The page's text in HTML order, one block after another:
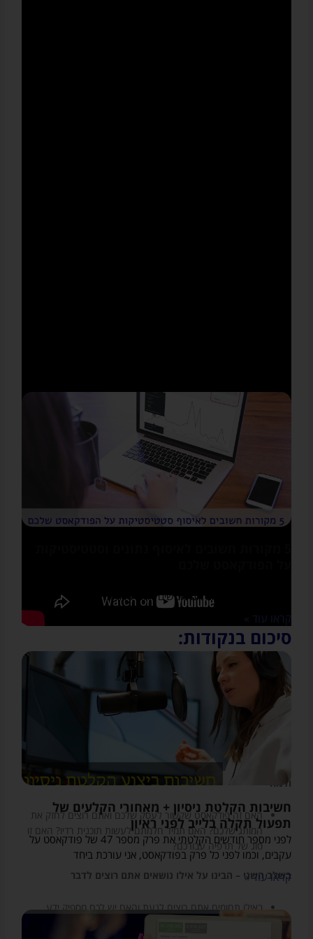
סיכום בנקודות:
למרות הסיכום, אני ממליצה לצפות בהקלטת הלייב, מכיוון שבלייב עצמו
אני מרחיבה ומשתפת הרבה מעבר למה שרשום בסיכום, ולעיתים עונה
גם על שאלות ששואלים אותי תוך כדי.
5 השלבים שיובילו אתכם לפיצוח קונספט
לפודקאסט שלכם:
בשלב הראשון – הבינו על מה אתם רוצים להתחיל פודקאסט
ולמה
האם זה פודקאסט שקשור לעסק שלכם ואתם רוצים לחזק את
המותג שלכם? האם תמיד חלמתם לעשות תוכנית רדיו? האם זו
סוג של תרפיה עבורכם?
בשלב השני – הבינו על אילו נושאים אתם רוצים לדבר
באילו תחומים אתם רוצים לגעת והאם יש לכם מספיק ידע
מאזינים יש להם, האם הם נוטשים אחרי דקה או באמת
קראו עוד »
חשיבות הקלטת ניסיון + מאחורי הקלעים של
תפעול תקלה בלייב לפני ראיון
לפני מספר חודשים הקלטתי את פרק מספר 47 של פודקאסט על
עקבים, וכמו לפני כל פרק בפודקאסט, אני עורכת ביחד
קראו עוד »